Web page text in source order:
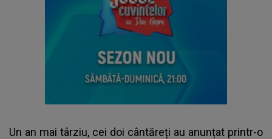
Un an mai târziu, cei doi cântăreți au anunțat printr-o